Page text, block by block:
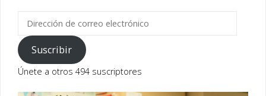
Dirección
correo
electrónico
Suscribir
Únete a otros 494 suscriptores